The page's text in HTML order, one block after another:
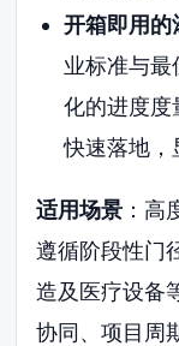
开箱即用的
业标准与最
化的进度度
快速落地，
适用场景 ：
遵循阶段性门
造及医疗设备
协同、项目周